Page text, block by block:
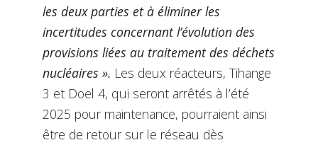
les deux parties et à éliminer les
incertitudes concernant l’évolution des
provisions liées au traitement des déchets
nucléaires ». Les deux réacteurs, Tihange
3 et Doel 4, qui seront arrêtés à l’été
2025 pour maintenance, pourraient ainsi
être de retour sur le réseau dès